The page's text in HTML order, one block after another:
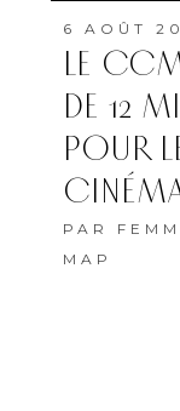
6 AOÛT
LE
DE 12
POUR
PAR
MAP